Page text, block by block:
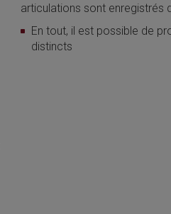
articulations sont enregistrés
En tout, il est possible de
distincts